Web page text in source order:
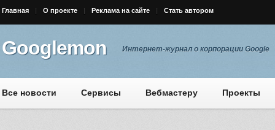
Главная О проекте Реклама на сайте Стать автором
Googlemon Интернет-журнал о корпорации Google
Все новости Сервисы Вебмастеру Проекты